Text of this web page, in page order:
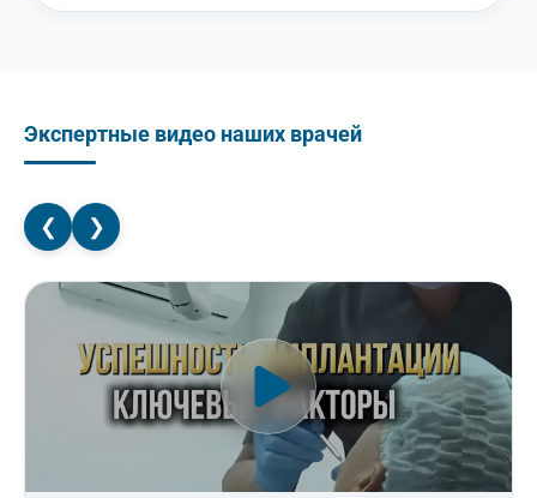
Экспертные видео наших врачей
❮ ❯